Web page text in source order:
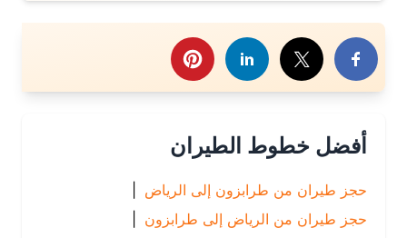
هذا الموضوع
أفضل خطوط الطيران
حجز طيران من طرابزون إلى الرياض
|
حجز طيران من الرياض إلى طرابزون |